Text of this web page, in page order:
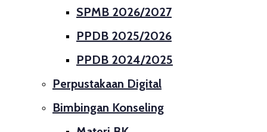
SPMB 2026/2027
PPDB 2025/2026
PPDB 2024/2025
Perpustakaan Digital
Bimbingan Konseling